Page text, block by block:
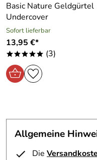
Basic Nature Geldgürtel
Undercover
Sofort lieferbar
13,95 €*
***** (3)
Allgemeine
Die